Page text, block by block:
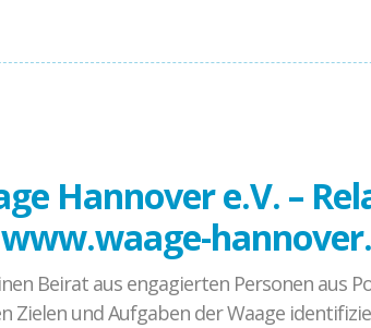
Hannover e.V. –
Beirat aus engagierten Personen aus
Zielen und Aufgaben der Waage